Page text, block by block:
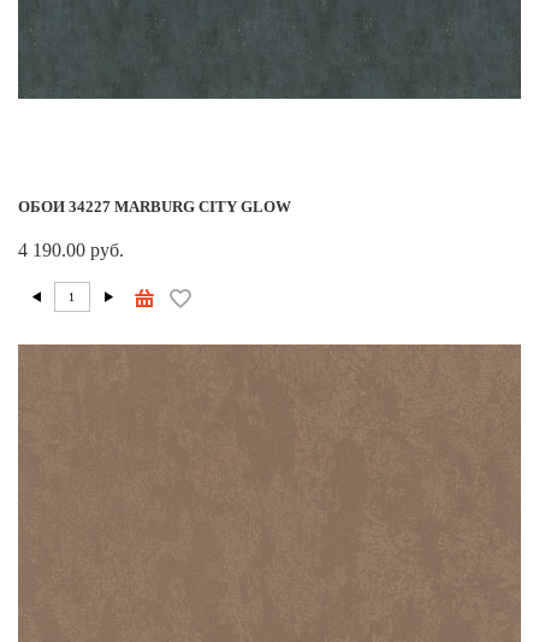
ОБОИ 34227 MARBURG CITY GLOW
4 190.00 руб.